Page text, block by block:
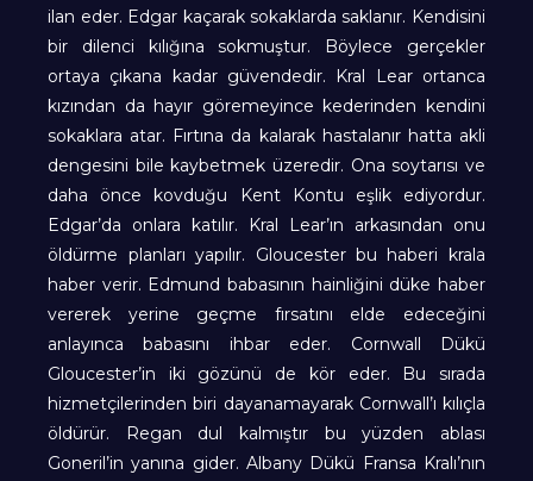
ilan eder. Edgar kaçarak sokaklarda saklanır. Kendisini
bir dilenci kılığına sokmuştur. Böylece gerçekler
ortaya çıkana kadar güvendedir. Kral Lear ortanca
kızından da hayır göremeyince kederinden kendini
sokaklara atar. Fırtına da kalarak hastalanır hatta akli
dengesini bile kaybetmek üzeredir. Ona soytarısı ve
daha önce kovduğu Kent Kontu eşlik ediyordur.
Edgar’da onlara katılır. Kral Lear’ın arkasından onu
öldürme planları yapılır. Gloucester bu haberi krala
haber verir. Edmund babasının hainliğini düke haber
vererek yerine geçme fırsatını elde edeceğini
anlayınca babasını ihbar eder. Cornwall Dükü
Gloucester’in iki gözünü de kör eder. Bu sırada
hizmetçilerinden biri dayanamayarak Cornwall’ı kılıçla
öldürür. Regan dul kalmıştır bu yüzden ablası
Goneril’in yanına gider. Albany Dükü Fransa Kralı’nın